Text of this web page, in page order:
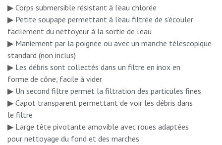
▶ Corps submersible résistant à l’eau chlorée
▶ Petite soupape permettant à l’eau filtrée de s’écouler
facilement du nettoyeur à la sortie de l’eau
▶ Maniement par la poignée ou avec un manche télescopique
standard (non inclus)
▶ Les débris sont collectés dans un filtre en inox en
forme de cône, facile à vider
▶ Un second filtre permet la filtration des particules fines
▶ Capot transparent permettant de voir les débris dans
le filtre
▶ Large tête pivotante amovible avec roues adaptées
pour nettoyage du fond et des marches